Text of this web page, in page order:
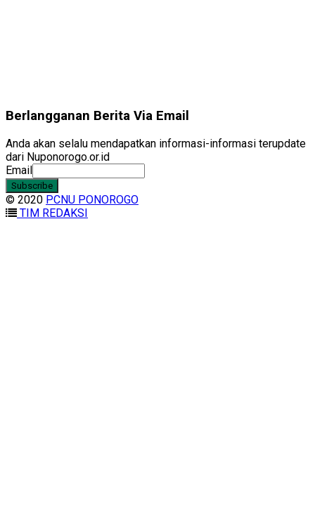
Berlangganan Berita Via Email
Anda akan selalu mendapatkan informasi-informasi terupdate
dari Nuponorogo.or.id
Email
© 2020 PCNU PONOROGO
TIM REDAKSI